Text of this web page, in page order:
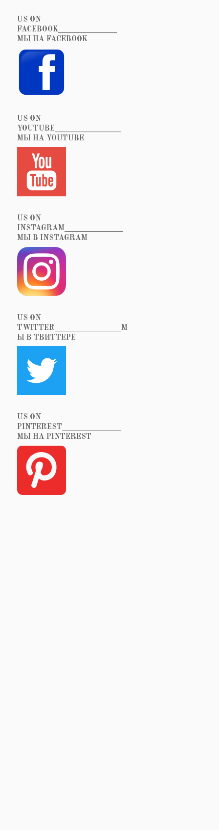
US ON
FACEBOOK_______________
МЫ НА FACEBOOK
US ON
YOUTUBE_________________
МЫ НА YOUTUBE
US ON
INSTAGRAM_______________
МЫ В INSTAGRAM
US ON
TWITTER_________________М
Ы В ТВИТТЕРЕ
US ON
PINTEREST_______________
МЫ НА PINTEREST